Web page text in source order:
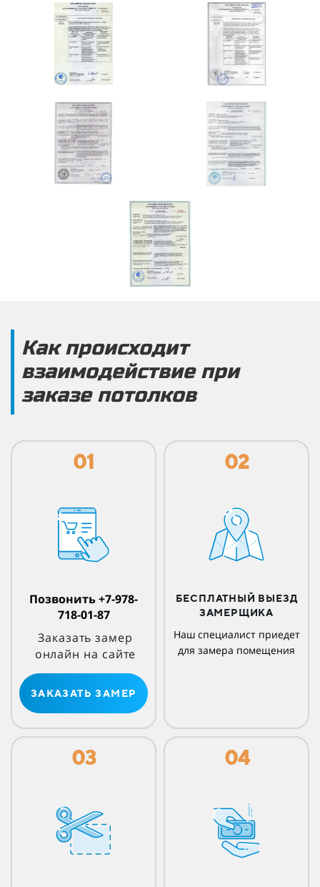
Как происходит
взаимодействие при
заказе потолков
01
Позвонить +7-978-
718-01-87
Заказать замер
онлайн на сайте
ЗАКАЗАТЬ ЗАМЕР
02
БЕСПЛАТНЫЙ ВЫЕЗД
ЗАМЕРЩИКА
Наш специалист приедет
для замера помещения
03 04